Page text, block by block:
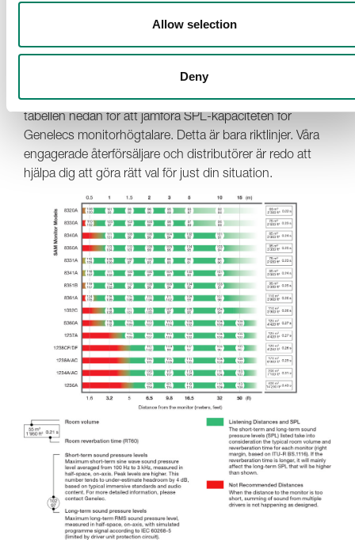
Allow selection
Deny
Avståndet mellan dig och monitorhögtalarna är en
otroligt viktig aspekt, både när det kommer till
prestandan och ljudtrycksnivån i lyssningsområdet. Se
tabellen nedan för att jämföra SPL-kapaciteten för
Genelecs monitorhögtalare. Detta är bara riktlinjer. Våra
engagerade återförsäljare och distributörer är redo att
hjälpa dig att göra rätt val för just din situation.